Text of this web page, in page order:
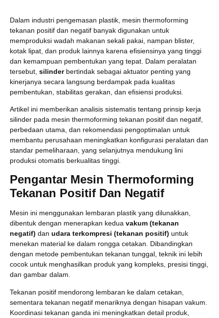
Dalam industri pengemasan plastik, mesin thermoforming
tekanan positif dan negatif banyak digunakan untuk
memproduksi wadah makanan sekali pakai, nampan blister,
kotak lipat, dan produk lainnya karena efisiensinya yang tinggi
dan kemampuan pembentukan yang tepat. Dalam peralatan
tersebut, silinderbertindak sebagai aktuator penting yang
kinerjanya secara langsung berdampak pada kualitas
pembentukan, stabilitas gerakan, dan efisiensi produksi.
Artikel ini memberikan analisis sistematis tentang prinsip kerja
silinder pada mesin thermoforming tekanan positif dan negatif,
perbedaan utama, dan rekomendasi pengoptimalan untuk
membantu perusahaan meningkatkan konfigurasi peralatan dan
standar pemeliharaan, yang selanjutnya mendukung lini
produksi otomatis berkualitas tinggi.
Pengantar Mesin Thermoforming
Tekanan Positif Dan Negatif
Mesin ini menggunakan lembaran plastik yang dilunakkan,
dibentuk dengan menerapkan kedua vakum (tekanan
negatif) dan udara terkompresi (tekanan positif) untuk
menekan material ke dalam rongga cetakan. Dibandingkan
dengan metode pembentukan tekanan tunggal, teknik ini lebih
cocok untuk menghasilkan produk yang kompleks, presisi tinggi,
dan gambar dalam.
Tekanan positif mendorong lembaran ke dalam cetakan,
sementara tekanan negatif menariknya dengan hisapan vakum.
Koordinasi tekanan ganda ini meningkatkan detail produk,